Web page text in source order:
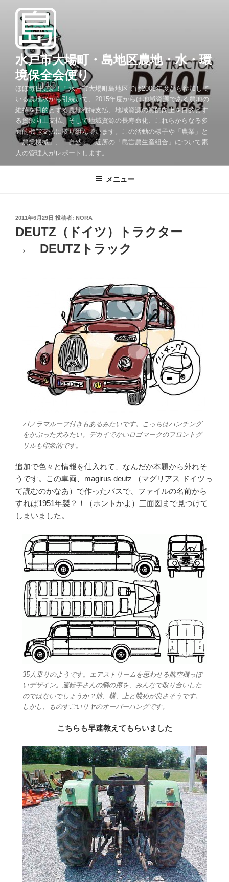
水戸市大場町・島地区農地・水・環
境保全会便り
ほぼ毎日更新！！水戸市大場町島地区では2009年度から参加して
いる農地水から引続いて、2015年度からは地域資源である農地の
維持を目的とする農地維持支払、地域資源の質的向上を目的とす
る資源向上支払、そして地域資源の長寿命化、これらからなる多
面的機能支払に取り組んでいます。この活動の様子や「農業」と
「農業機械」、「自然」、近所の「島営農生産組合」について素
人の管理人がレポートします。
メニュー
投
稿
日:
2011年6月29日 投稿者: NORA
DEUTZ（ドイツ）トラクター
→ DEUTZトラック
パノラマルーフ付きもあるみたいです。こっちはハンチング
をかぶった犬みたい。デカイでかいロゴマークのフロントグ
リルも印象的です。
追加で色々と情報を仕入れて、なんだか本題から外れそ
うです。この車両、magirus deutz （マグリアス ドイツっ
て読むのかなあ）で作ったバスで、ファイルの名前から
すれば1951年製？！（ホントかよ）三面図まで見つけて
しまいました。
35人乗りのようです。エアストリームを思わせる航空機っぽ
いデザイン。運転手さんの隣の席を、みんなで取り合いした
のではないでしょうか？前、横、上と眺めが良さそうです。
しかし、ものすごいリヤのオーバーハングです。
こちらも早速教えてもらいました